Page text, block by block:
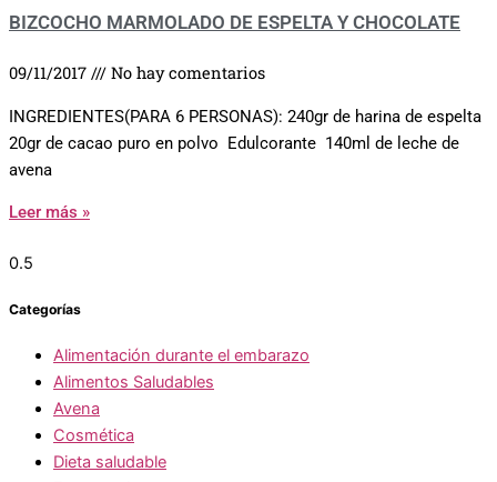
BIZCOCHO MARMOLADO DE ESPELTA Y CHOCOLATE
09/11/2017 No hay comentarios
INGREDIENTES(PARA 6 PERSONAS): 240gr de harina de espelta
20gr de cacao puro en polvo Edulcorante 140ml de leche de
avena
Leer más »
Categorías
Alimentación durante el embarazo
Alimentos Saludables
Avena
Cosmética
Dieta saludable